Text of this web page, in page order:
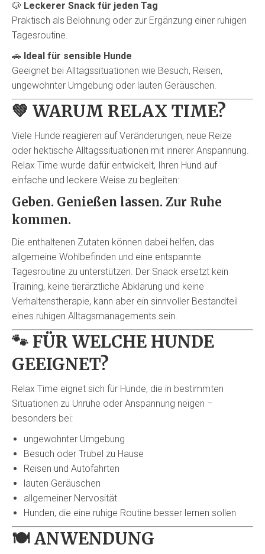
🐶 Leckerer Snack für jeden Tag
Praktisch als Belohnung oder zur Ergänzung einer ruhigen
Tagesroutine.
🚗 Ideal für sensible Hunde
Geeignet bei Alltagssituationen wie Besuch, Reisen,
ungewohnter Umgebung oder lauten Geräuschen.
💚 WARUM RELAX TIME?
Viele Hunde reagieren auf Veränderungen, neue Reize
oder hektische Alltagssituationen mit innerer Anspannung.
Relax Time wurde dafür entwickelt, Ihren Hund auf
einfache und leckere Weise zu begleiten:
Geben. Genießen lassen. Zur Ruhe
kommen.
Die enthaltenen Zutaten können dabei helfen, das
allgemeine Wohlbefinden und eine entspannte
Tagesroutine zu unterstützen. Der Snack ersetzt kein
Training, keine tierärztliche Abklärung und keine
Verhaltenstherapie, kann aber ein sinnvoller Bestandteil
eines ruhigen Alltagsmanagements sein.
🐾 FÜR WELCHE HUNDE
GEEIGNET?
Relax Time eignet sich für Hunde, die in bestimmten
Situationen zu Unruhe oder Anspannung neigen –
besonders bei:
ungewohnter Umgebung
Besuch oder Trubel zu Hause
Reisen und Autofahrten
lauten Geräuschen
allgemeiner Nervosität
Hunden, die eine ruhige Routine besser lernen sollen
🍽️ANWENDUNG